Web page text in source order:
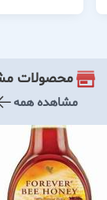
محصولات
مشاهده همه